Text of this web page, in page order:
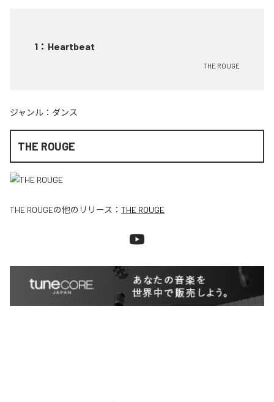
1 ： Heartbeat
THE ROUGE
ジャンル： ダンス
THE ROUGE
THE ROUGEの他のリリース： THE ROUGE